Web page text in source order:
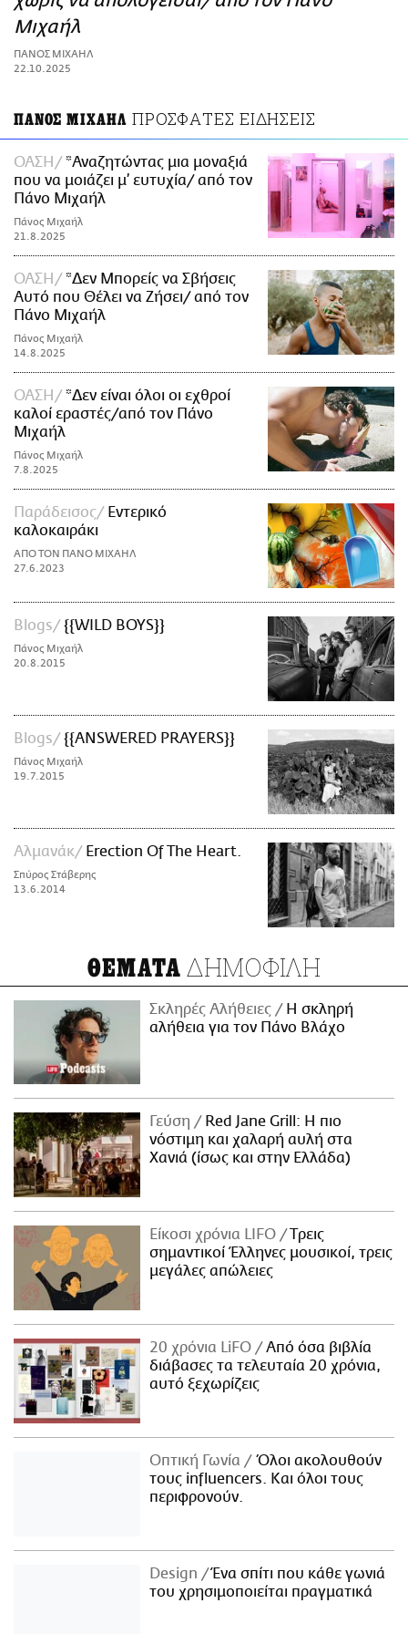
ΑΜΠΑ
PRINT
Μιχαήλ
ΠΑΝΟΣ ΜΙΧΑΗΛ
22.10.2025
ΠΑΝΟΣ ΜΙΧΑΗΛ ΠΡΟΣΦΑΤΕΣ ΕΙΔΗΣΕΙΣ
ΟΑΣΗ
*Αναζητώντας μια μοναξιά
που να μοιάζει μ’ ευτυχία/ από τον
Πάνο Μιχαήλ
Πάνος Μιχαήλ
21.8.2025
ΟΑΣΗ
*Δεν Μπορείς να Σβήσεις
Αυτό που Θέλει να Ζήσει/ από τον
Πάνο Μιχαήλ
Πάνος Μιχαήλ
14.8.2025
ΟΑΣΗ
*Δεν είναι όλοι οι εχθροί
καλοί εραστές/από τον Πάνο
Μιχαήλ
Πάνος Μιχαήλ
7.8.2025
Παράδεισος
Εντερικό
καλοκαιράκι
AΠΟ ΤΟΝ ΠΑΝΟ ΜΙΧΑΗΛ
27.6.2023
Blogs {{WILD BOYS}}
Πάνος Μιχαήλ
20.8.2015
Blogs {{ANSWERED PRAYERS}}
Πάνος Μιχαήλ
19.7.2015
Αλμανάκ Erection Of The Heart.
Σπύρος Στάβερης
13.6.2014
ΘΕΜΑΤΑ ΔΗΜΟΦΙΛΗ
Σκληρές Αλήθειες
H σκληρή
αλήθεια για τον Πάνο Βλάχο
Γεύση
Red Jane Grill: Η πιο
νόστιμη και χαλαρή αυλή στα
Χανιά (ίσως και στην Ελλάδα)
Είκοσι χρόνια LIFO
Tρεις
σημαντικοί Έλληνες μουσικοί, τρεις
μεγάλες απώλειες
20 χρόνια LiFO
Από όσα βιβλία
διάβασες τα τελευταία 20 χρόνια,
αυτό ξεχωρίζεις
Οπτική Γωνία
Όλοι ακολουθούν
τους influencers. Και όλοι τους
περιφρονούν.
Design
Ένα σπίτι που κάθε γωνιά
του χρησιμοποιείται πραγματικά